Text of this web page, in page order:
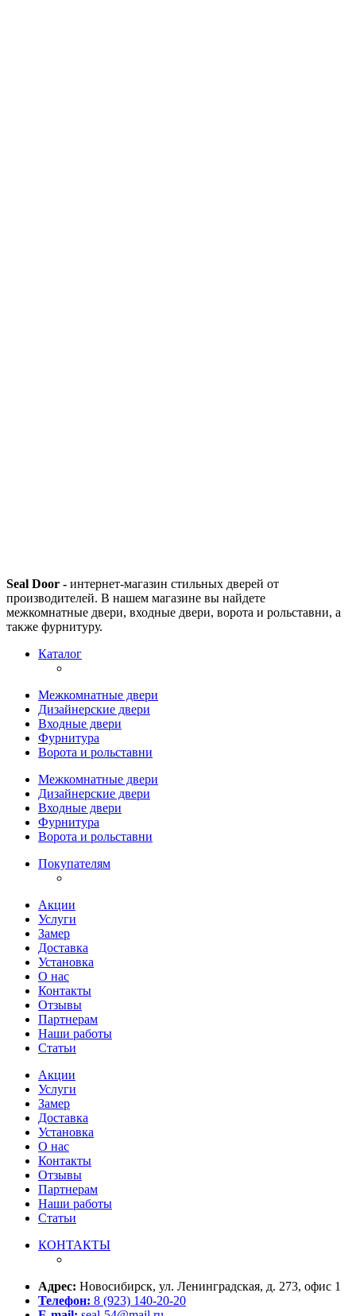
Seal Door - интернет-магазин стильных дверей от
производителей. В нашем магазине вы найдете
межкомнатные двери, входные двери, ворота и рольставни, а
также фурнитуру.
Каталог
Межкомнатные двери
Дизайнерские двери
Входные двери
Фурнитура
Ворота и рольставни
Межкомнатные двери
Дизайнерские двери
Входные двери
Фурнитура
Ворота и рольставни
Покупателям
Акции
Услуги
Замер
Доставка
Установка
О нас
Контакты
Отзывы
Партнерам
Наши работы
Статьи
Акции
Услуги
Замер
Доставка
Установка
О нас
Контакты
Отзывы
Партнерам
Наши работы
Статьи
КОНТАКТЫ
Адрес: Новосибирск, ул. Ленинградская, д. 273, офис 1
Телефон: 8 (923) 140-20-20